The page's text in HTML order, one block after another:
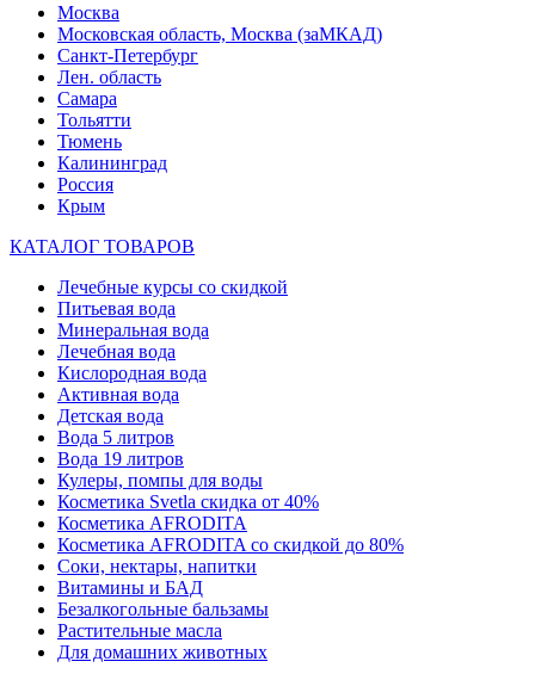
Москва
Московская область, Москва (заМКАД)
Санкт-Петербург
Лен. область
Самара
Тольятти
Тюмень
Калининград
Россия
Крым
КАТАЛОГ ТОВАРОВ
Лечебные курсы со скидкой
Питьевая вода
Минеральная вода
Лечебная вода
Кислородная вода
Активная вода
Детская вода
Вода 5 литров
Вода 19 литров
Кулеры, помпы для воды
Косметика Svetla скидка от 40%
Косметика AFRODITA
Косметика AFRODITA со скидкой до 80%
Соки, нектары, напитки
Витамины и БАД
Безалкогольные бальзамы
Растительные масла
Для домашних животных